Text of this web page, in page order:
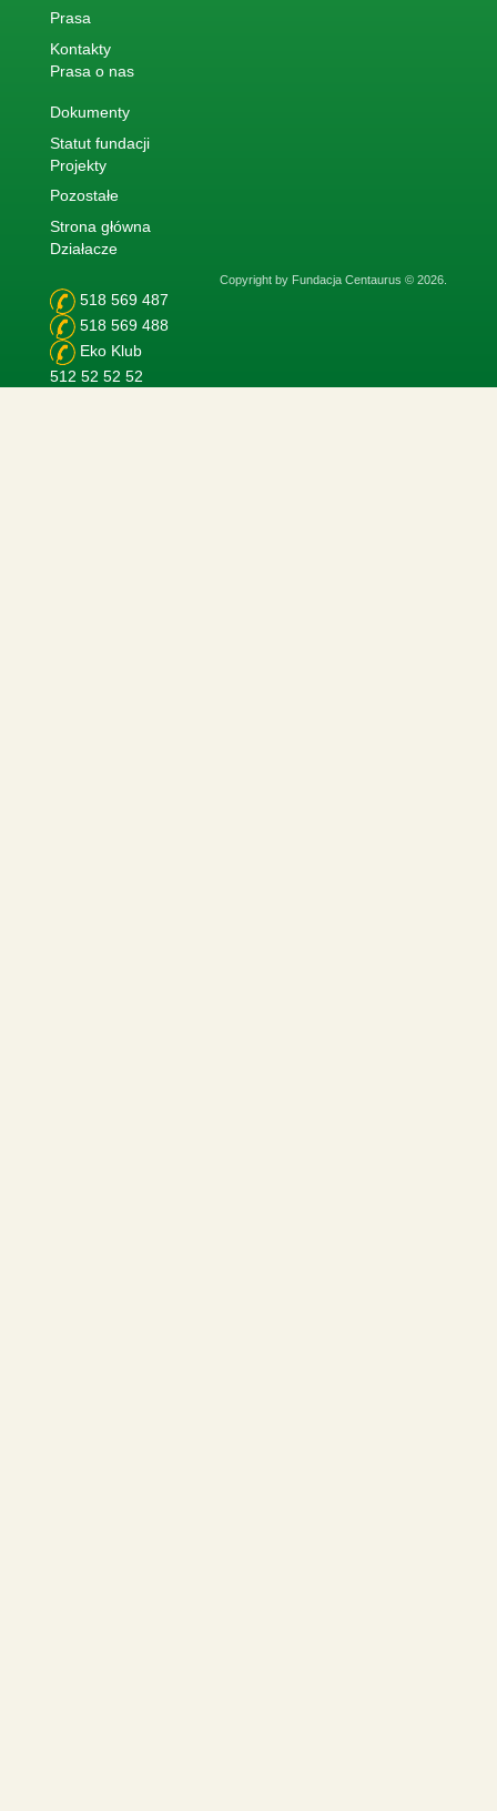
Prasa
Kontakty
Prasa o nas
Dokumenty
Statut fundacji
Projekty
Pozostałe
Strona główna
Działacze
Copyright by Fundacja Centaurus © 2026.
518 569 487
518 569 488
Eko Klub
512 52 52 52